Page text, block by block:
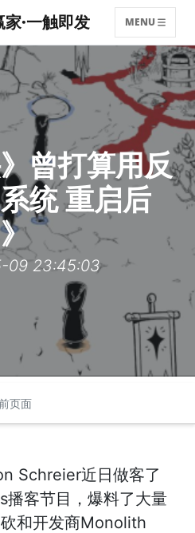
·一触即发 MENU
曾打算用反
统 重启后
09 23:45:03
页面
Schreier近日做客了
客节目，爆料了大量
和开发商Monolith